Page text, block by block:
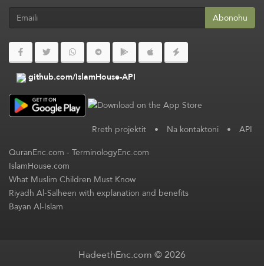
Abonohu
github.com/IslamHouse-API
Rreth projektit • Na kontaktoni • API
QuranEnc.com-TerminologyEnc.com
IslamHouse.com
What Muslim Children Must Know
Riyadh Al-Salheen with explanation and benefits
Bayan Al-Islam
HadeethEnc.com © 2026